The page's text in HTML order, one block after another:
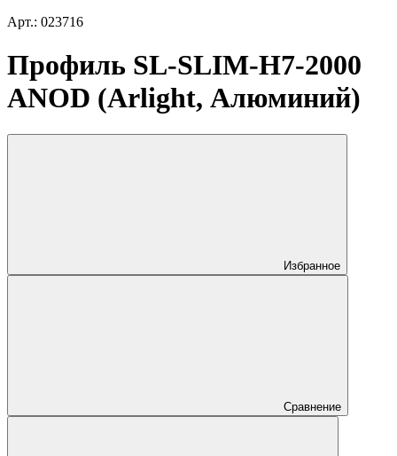
Арт.: 023716
Профиль SL-SLIM-H7-2000
ANOD (Arlight, Алюминий)
Избранное
Сравнение